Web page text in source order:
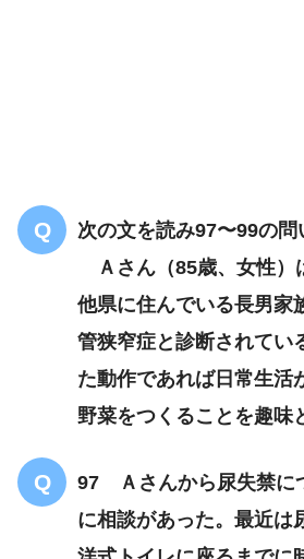
自力で食事を摂る
左側の食べ物を残す様子
1
うとする
次の文を読み97〜99の問
Ａさん（85歳、女性）
他県に住んでいる長男家
管狭窄症と診断されてい
た動作であれば日常生活
野菜をつくることを趣味
97 Ａさんから尿失禁に
に相談があった。最近は